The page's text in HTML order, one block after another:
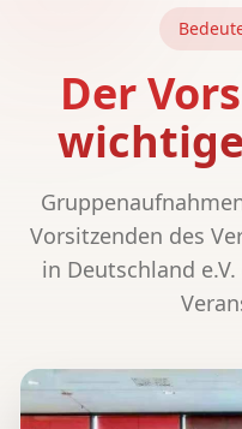
Der
Vorsitzenden des
in Deutschland